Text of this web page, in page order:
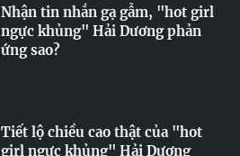
Nhận tin nhắn gạ gẫm, "hot girl
ngực khủng" Hải Dương phản
ứng sao?
Tiết lộ chiều cao thật của "hot
girl ngực khủng" Hải Dương